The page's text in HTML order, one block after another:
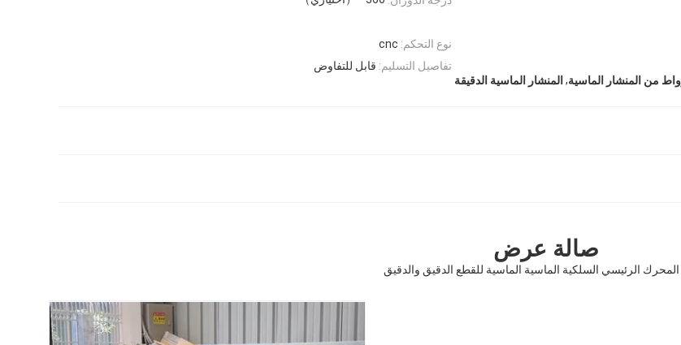
نوع التحكم: cnc
تفاصيل التسليم: قابل للتفاوض
, المنشار الماسية الدقيقة
صالة عرض